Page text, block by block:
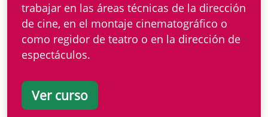
trabajar en las áreas técnicas de la dirección
de cine, en el montaje cinematográfico o
como regidor de teatro o en la dirección de
espectáculos.
Ver curso